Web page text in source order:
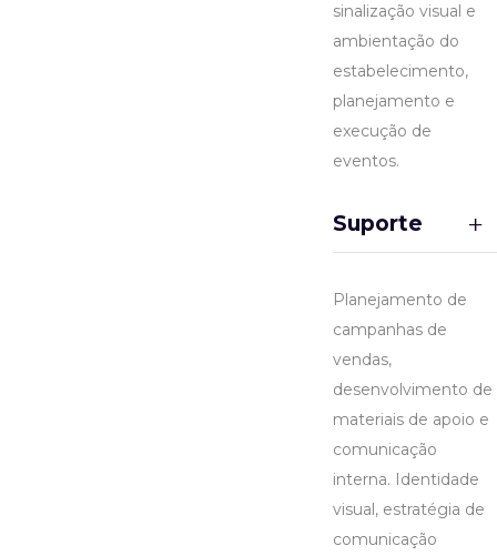
sinalização visual e
ambientação do
estabelecimento,
planejamento e
execução de
eventos.
Suporte
Planejamento de
campanhas de
vendas,
desenvolvimento de
materiais de apoio e
comunicação
interna. Identidade
visual, estratégia de
comunicação